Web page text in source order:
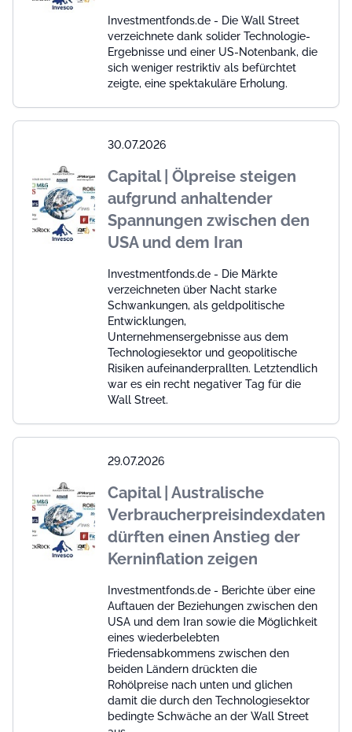
Investmentfonds.de - Die Wall Street
verzeichnete dank solider Technologie-
Ergebnisse und einer US-Notenbank, die
sich weniger restriktiv als befürchtet
zeigte, eine spektakuläre Erholung.
30.07.2026
Capital | Ölpreise steigen
aufgrund anhaltender
Spannungen zwischen den
USA und dem Iran
Investmentfonds.de - Die Märkte
verzeichneten über Nacht starke
Schwankungen, als geldpolitische
Entwicklungen,
Unternehmensergebnisse aus dem
Technologiesektor und geopolitische
Risiken aufeinanderprallten. Letztendlich
war es ein recht negativer Tag für die
Wall Street.
29.07.2026
Capital | Australische
Verbraucherpreisindexdaten
dürften einen Anstieg der
Kerninflation zeigen
Investmentfonds.de - Berichte über eine
Auftauen der Beziehungen zwischen den
USA und dem Iran sowie die Möglichkeit
eines wiederbelebten
Friedensabkommens zwischen den
beiden Ländern drückten die
Rohölpreise nach unten und glichen
damit die durch den Technologiesektor
bedingte Schwäche an der Wall Street